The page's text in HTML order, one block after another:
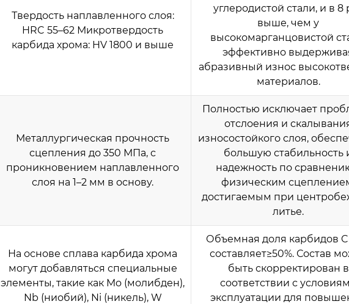
Твердость наплавленного слоя:
HRC 55–62 Микротвердость
карбида хрома: HV 1800 и выше
углеродистой стали, и в 8
выше, чем у
высокомарганцовистой
эффективно
абразивный износ
материалов.
Металлургическая прочность
сцепления до 350 МПа, с
проникновением наплавленного
слоя на 1–2 мм в основу.
Полностью исключает
отслоения и
износостойкого слоя,
большую стабильность
надежность по
физическим
достигаемым при
литье.
На основе сплава карбида хрома
могут добавляться специальные
элементы, такие как Mo (молибден),
Nb (ниобий), Ni (никель), W
Объемная доля карбидов
составляет≥50%. Состав
быть скорректирован в
соответствии с
эксплуатации для